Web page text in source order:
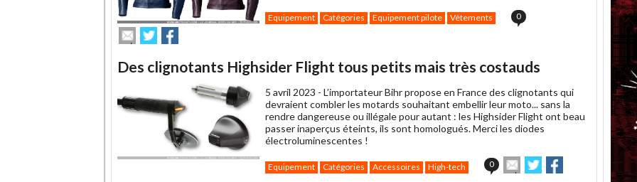
Equipement Catégories Equipement pilote Vêtements 0
Envoyer
cet
à
ami
Partager
sur
sur
Des clignotants Highsider Flight tous petits mais très costauds
5 avril 2023 - L’importateur Bihr propose en France des clignotants qui
devraient combler les motards souhaitant embellir leur moto... sans la
rendre dangereuse ou illégale pour autant : les Highsider Flight ont beau
passer inaperçus éteints, ils sont homologués. Merci les diodes
électroluminescentes !
Equipement Catégories Accessoires High-tech 0
Envoyer
cet
Partager
sur sur